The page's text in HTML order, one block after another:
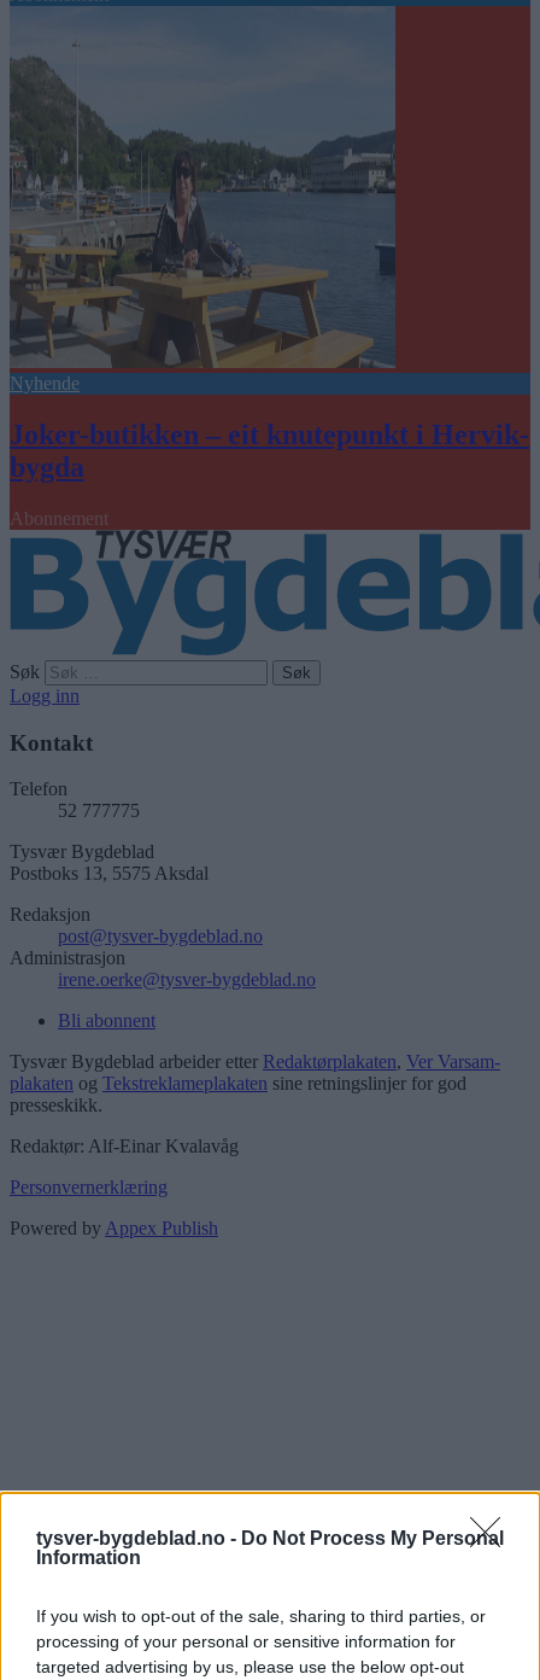
tysver-bygdeblad.no - Do Not Process My Personal
Information
If you wish to opt-out of the sale, sharing to third parties, or
processing of your personal or sensitive information for
targeted advertising by us, please use the below opt-out
Nyhende
Joker-butikken – eit knutepunkt i Hervik-
bygda
Abonnement
Søk
Logg inn
Kontakt
Telefon
52 777775
Tysvær Bygdeblad
Postboks 13, 5575 Aksdal
Redaksjon
post@tysver-bygdeblad.no
Administrasjon
irene.oerke@tysver-bygdeblad.no
Bli abonnent
Tysvær Bygdeblad arbeider etter Redaktørplakaten, Ver Varsam-
plakaten og Tekstreklameplakaten sine retningslinjer for god
presseskikk.
Redaktør: Alf-Einar Kvalavåg
Personvernerklæring
Powered byAppex Publish